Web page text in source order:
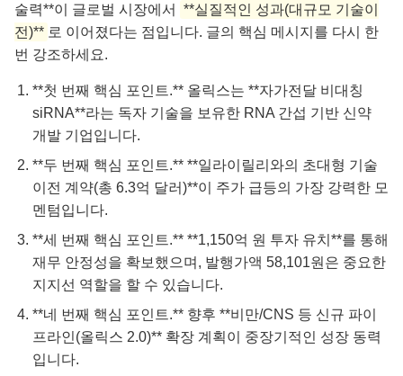
술력**이 글로벌 시장에서
**실질적인 성과(대규모 기술이
전)** 로 이어졌다는 점입니다. 글의 핵심 메시지를 다시 한
번 강조하세요.
**첫 번째 핵심 포인트.** 올릭스는 **자가전달 비대칭
siRNA**라는 독자 기술을 보유한 RNA 간섭 기반 신약
개발 기업입니다.
**두 번째 핵심 포인트.** **일라이릴리와의 초대형 기술
이전 계약(총 6.3억 달러)**이 주가 급등의 가장 강력한 모
멘텀입니다.
**세 번째 핵심 포인트.** **1,150억 원 투자 유치**를 통해
재무 안정성을 확보했으며, 발행가액 58,101원은 중요한
지지선 역할을 할 수 있습니다.
**네 번째 핵심 포인트.** 향후 **비만/CNS 등 신규 파이
프라인(올릭스 2.0)** 확장 계획이 중장기적인 성장 동력
입니다.